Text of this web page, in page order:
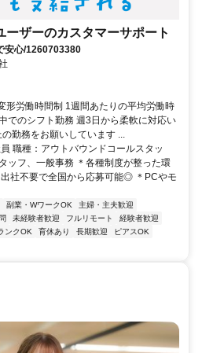
ーザーのカスタマーサポート
安心/1260703380
形労働時間制 1週間あたりの平均労働時
でのシフト勤務 週3日から柔軟に対応い
勤務をお願いしています ...
職種：アウトバウンドコールスタッ
ッフ、一般事務 ＊各種制度が整った環
社不要で全国から応募可能◎ ＊PCやモ
副業・WワークOK
主婦・主夫歓迎
未経験者歓迎 フルリモート
経験者歓迎
ンクOK 育休あり 長期歓迎
ピアスOK